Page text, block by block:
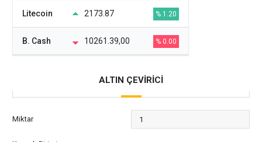
Litecoin 2173.87 % 1.20
B. Cash 10261.39,00 % 0.00
ALTIN ÇEVİRİCİ
Miktar